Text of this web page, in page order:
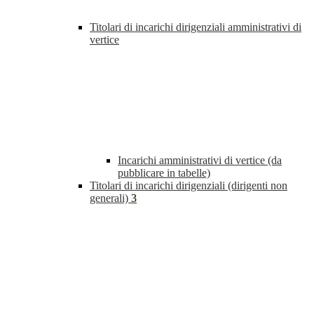
Titolari di incarichi dirigenziali amministrativi di
vertice
Incarichi amministrativi di vertice (da
pubblicare in tabelle)
Titolari di incarichi dirigenziali (dirigenti non
generali) 3